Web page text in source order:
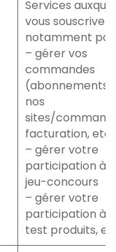
Services
vous souscrivez,
notamment
– gérer vos
commandes
(abonnements
nos
sites/
facturation,
– gérer votre
participation à
jeu-concours
– gérer votre
participation à
test produits,